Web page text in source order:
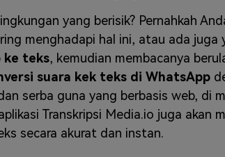
yang berisik? Pernahkah
menghadapi hal ini, atau ada juga
ke teks, kemudian membacanya
suara kek teks di WhatsApp
serba guna yang berbasis web, di
Transkripsi Media.io juga akan
secara akurat dan instan.